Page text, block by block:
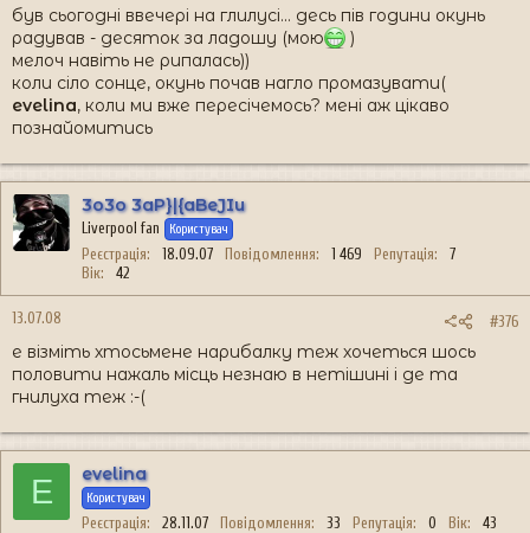
був сьогодні ввечері на глилусі... десь пів години окунь
радував - десяток за ладошу (мою
)
мелоч навіть не рипалась))
коли сіло сонце, окунь почав нагло промазувати(
evelina, коли ми вже пересічемось? мені аж цікаво
познайомитись
3o3o 3aP}|{aBeJIu
Liverpool fan Користувач
Реєстрація 18.09.07 Повідомлення 1 469 Репутація
7
Вік
42
13.07.08 #376
е візміть хтосьмене нарибалку теж хочеться шось
половити нажаль місць незнаю в нетішині і де та
гнилуха теж :-(
E evelina
Користувач
Реєстрація 28.11.07 Повідомлення 33 Репутація 0 Вік 43